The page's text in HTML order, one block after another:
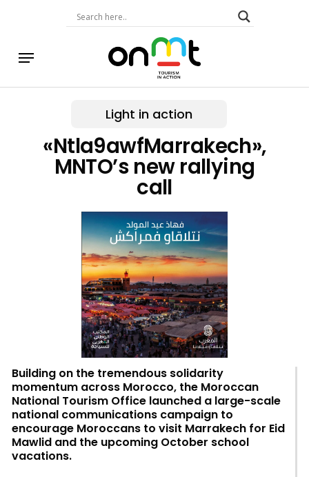
Menu
Light in action
«Ntla9awfMarrakech»,
MNTO’s new rallying
call
Building on the tremendous solidarity
momentum across Morocco, the Moroccan
National Tourism Office launched a large-scale
national communications campaign to
encourage Moroccans to visit Marrakech for Eid
Mawlid and the upcoming October school
vacations.